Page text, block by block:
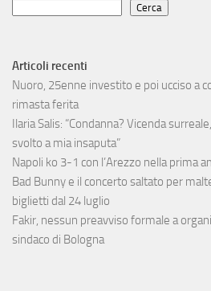
Cerca
Articoli recenti
Nuoro, 25enne investito e poi ucciso a
rimasta ferita
Ilaria Salis: “Condanna? Vicenda
svolto a mia insaputa”
Napoli ko 3-1 con l’Arezzo nella prima
Bad Bunny e il concerto saltato per
biglietti dal 24 luglio
Fakir, nessun preavviso formale a
sindaco di Bologna